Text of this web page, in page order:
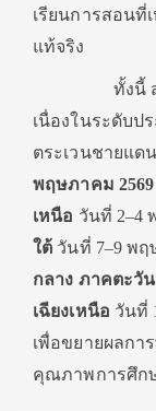
เรียนการสอนที่
แท้จริง
ทั้งนี้ สสวท.
เนื่องในระดับป
ตระเวนชายแด
พฤษภาคม
เหนือ วันที่ 2–4
ใต้ วันที่ 7–9 พ
กลาง ภาคตะวั
เฉียงเหนือ วันที่
เพื่อขยายผลก
คุณภาพการศึก